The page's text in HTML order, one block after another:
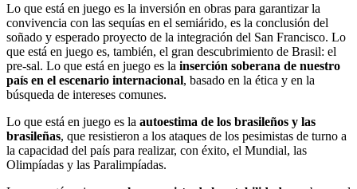
Lo que está en juego es la inversión en obras para garantizar la
convivencia con las sequías en el semiárido, es la conclusión del
soñado y esperado proyecto de la integración del San Francisco. Lo
que está en juego es, también, el gran descubrimiento de Brasil: el
pre-sal. Lo que está en juego es la inserción soberana de nuestro
país en el escenario internacional, basado en la ética y en la
búsqueda de intereses comunes.
Lo que está en juego es la autoestima de los brasileños y las
brasileñas, que resistieron a los ataques de los pesimistas de turno a
la capacidad del país para realizar, con éxito, el Mundial, las
Olimpíadas y las Paralimpíadas.